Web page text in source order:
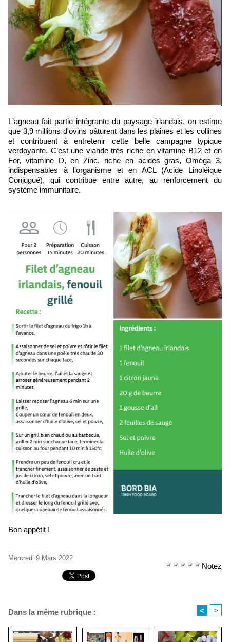
L'agneau fait partie intégrante du paysage irlandais, on estime
que 3,9 millions d'ovins pâturent dans les plaines et les collines
et contribuent à entretenir cette belle campagne typique
verdoyante. C’est une viande très riche en vitamine B12 et en
Fer, vitamine D, en Zinc, riche en acides gras, Oméga 3,
indispensables à l’organisme et en ACL (Acide Linoléique
Conjugué), qui contribue entre autre, au renforcement du
système immunitaire.
Bon appétit !
Mercredi 9 Mars 2022
Notez
Dans la même rubrique : < >